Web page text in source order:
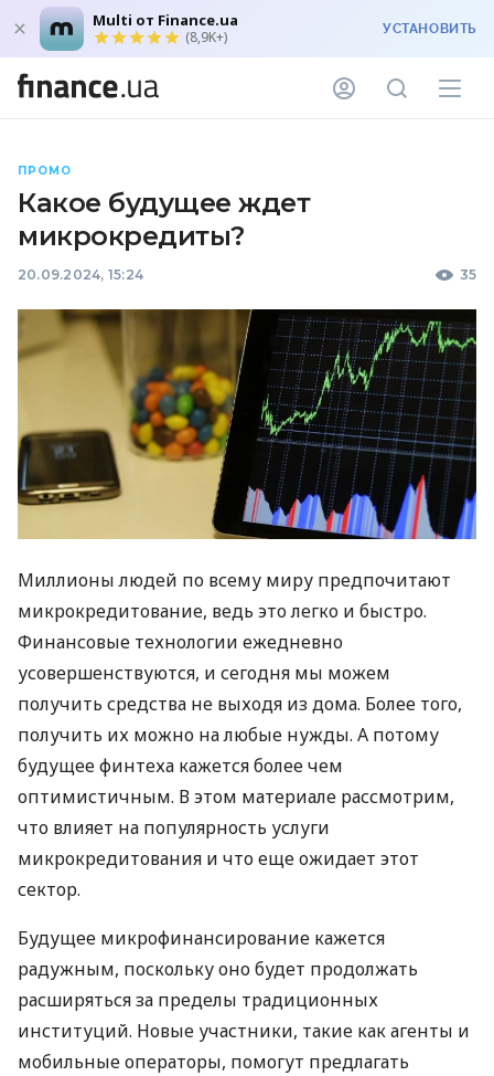
Multi от Finance.ua
(8,9K+) УСТАНОВИТЬ
ПРОМО
Какое будущее ждет
микрокредиты?
20.09.2024, 15:24 35
Миллионы людей по всему миру предпочитают
микрокредитование, ведь это легко и быстро.
Финансовые технологии ежедневно
усовершенствуются, и сегодня мы можем
получить средства не выходя из дома. Более того,
получить их можно на любые нужды. А потому
будущее финтеха кажется более чем
оптимистичным. В этом материале рассмотрим,
что влияет на популярность услуги
микрокредитования и что еще ожидает этот
сектор.
Будущее микрофинансирование кажется
радужным, поскольку оно будет продолжать
расширяться за пределы традиционных
институций. Новые участники, такие как агенты и
мобильные операторы, помогут предлагать